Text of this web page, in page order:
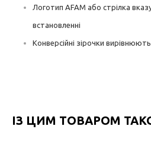
Логотип AFAM або стрілка
встановленні
Конверсійні зірочки
ІЗ ЦИМ ТОВАРОМ